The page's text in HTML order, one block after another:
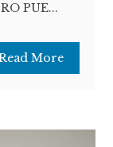
PUE...
More